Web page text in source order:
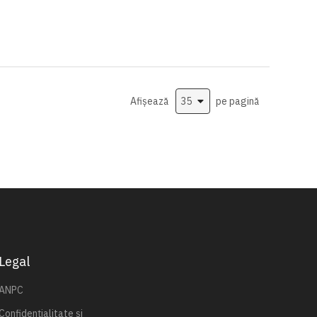
Afișează
pe pagină
Legal
Confidențialitate și